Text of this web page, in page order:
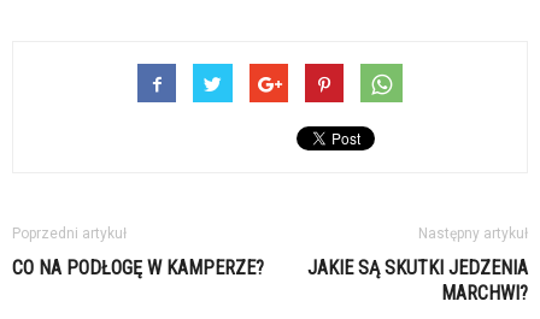
Poprzedni artykuł
CO NA PODŁOGĘ W KAMPERZE?
Następny artykuł
JAKIE SĄ SKUTKI JEDZENIA
MARCHWI?